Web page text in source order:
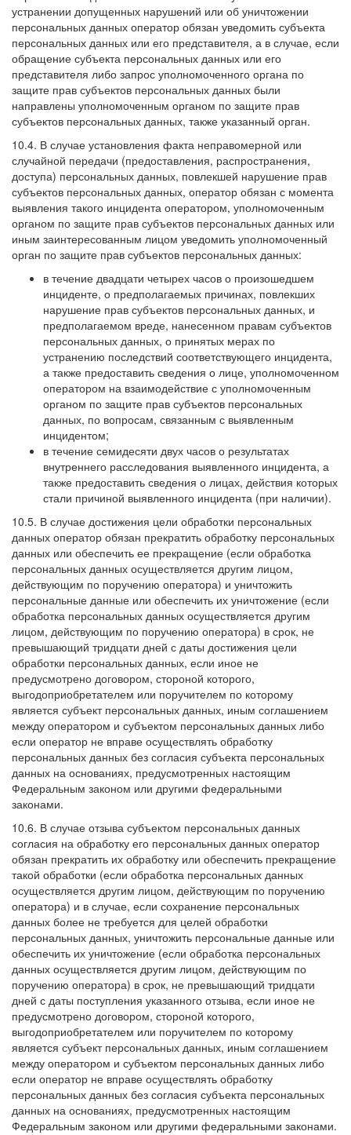
устранении допущенных нарушений или об уничтожении
персональных данных оператор обязан уведомить субъекта
персональных данных или его представителя, а в случае, если
обращение субъекта персональных данных или его
представителя либо запрос уполномоченного органа по
защите прав субъектов персональных данных были
направлены уполномоченным органом по защите прав
субъектов персональных данных, также указанный орган.
10.4. В случае установления факта неправомерной или
случайной передачи (предоставления, распространения,
доступа) персональных данных, повлекшей нарушение прав
субъектов персональных данных, оператор обязан с момента
выявления такого инцидента оператором, уполномоченным
органом по защите прав субъектов персональных данных или
иным заинтересованным лицом уведомить уполномоченный
орган по защите прав субъектов персональных данных:
в течение двадцати четырех часов о произошедшем
инциденте, о предполагаемых причинах, повлекших
нарушение прав субъектов персональных данных, и
предполагаемом вреде, нанесенном правам субъектов
персональных данных, о принятых мерах по
устранению последствий соответствующего инцидента,
а также предоставить сведения о лице, уполномоченном
оператором на взаимодействие с уполномоченным
органом по защите прав субъектов персональных
данных, по вопросам, связанным с выявленным
инцидентом;
в течение семидесяти двух часов о результатах
внутреннего расследования выявленного инцидента, а
также предоставить сведения о лицах, действия которых
стали причиной выявленного инцидента (при наличии).
10.5. В случае достижения цели обработки персональных
данных оператор обязан прекратить обработку персональных
данных или обеспечить ее прекращение (если обработка
персональных данных осуществляется другим лицом,
действующим по поручению оператора) и уничтожить
персональные данные или обеспечить их уничтожение (если
обработка персональных данных осуществляется другим
лицом, действующим по поручению оператора) в срок, не
превышающий тридцати дней с даты достижения цели
обработки персональных данных, если иное не
предусмотрено договором, стороной которого,
выгодоприобретателем или поручителем по которому
является субъект персональных данных, иным соглашением
между оператором и субъектом персональных данных либо
если оператор не вправе осуществлять обработку
персональных данных без согласия субъекта персональных
данных на основаниях, предусмотренных настоящим
Федеральным законом или другими федеральными
законами.
10.6. В случае отзыва субъектом персональных данных
согласия на обработку его персональных данных оператор
обязан прекратить их обработку или обеспечить прекращение
такой обработки (если обработка персональных данных
осуществляется другим лицом, действующим по поручению
оператора) и в случае, если сохранение персональных
данных более не требуется для целей обработки
персональных данных, уничтожить персональные данные или
обеспечить их уничтожение (если обработка персональных
данных осуществляется другим лицом, действующим по
поручению оператора) в срок, не превышающий тридцати
дней с даты поступления указанного отзыва, если иное не
предусмотрено договором, стороной которого,
выгодоприобретателем или поручителем по которому
является субъект персональных данных, иным соглашением
между оператором и субъектом персональных данных либо
если оператор не вправе осуществлять обработку
персональных данных без согласия субъекта персональных
данных на основаниях, предусмотренных настоящим
Федеральным законом или другими федеральными законами.